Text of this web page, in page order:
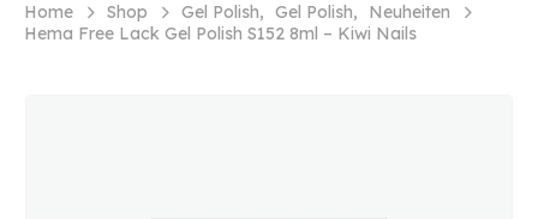
Home Shop Gel Polish, Gel Polish,
Neuheiten
Hema Free Lack Gel Polish S152 8ml – Kiwi Nails